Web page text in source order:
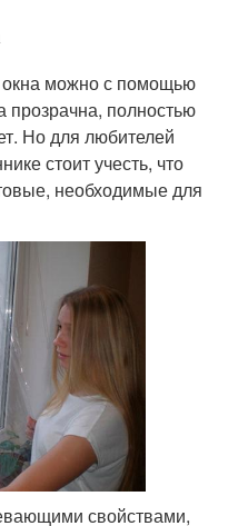
окна можно с помощью
полностью
Но для любителей
стоит учесть, что
необходимые для
свойствами,